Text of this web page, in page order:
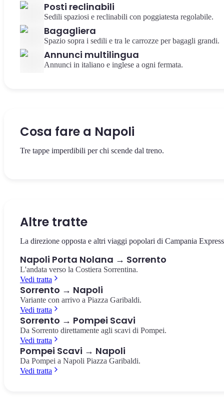
Posti reclinabili
Sedili spaziosi e reclinabili con poggiatesta regolabile.
Bagagliera
Spazio sopra i sedili e tra le carrozze per bagagli grandi.
Annunci multilingua
Annunci in italiano e inglese a ogni fermata.
Cosa fare a Napoli
Tre tappe imperdibili per chi scende dal treno.
Altre tratte
La direzione opposta e altri viaggi popolari di Campania
Napoli Porta Nolana → Sorrento
L'andata verso la Costiera Sorrentina.
Vedi tratta
Sorrento → Napoli
Variante con arrivo a Piazza Garibaldi.
Vedi tratta
Sorrento → Pompei Scavi
Da Sorrento direttamente agli scavi di Pompei.
Vedi tratta
Pompei Scavi → Napoli
Da Pompei a Napoli Piazza Garibaldi.
Vedi tratta